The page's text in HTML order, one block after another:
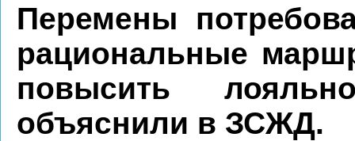
Перемены
рациональные
повысить
объяснили в ЗСЖД.